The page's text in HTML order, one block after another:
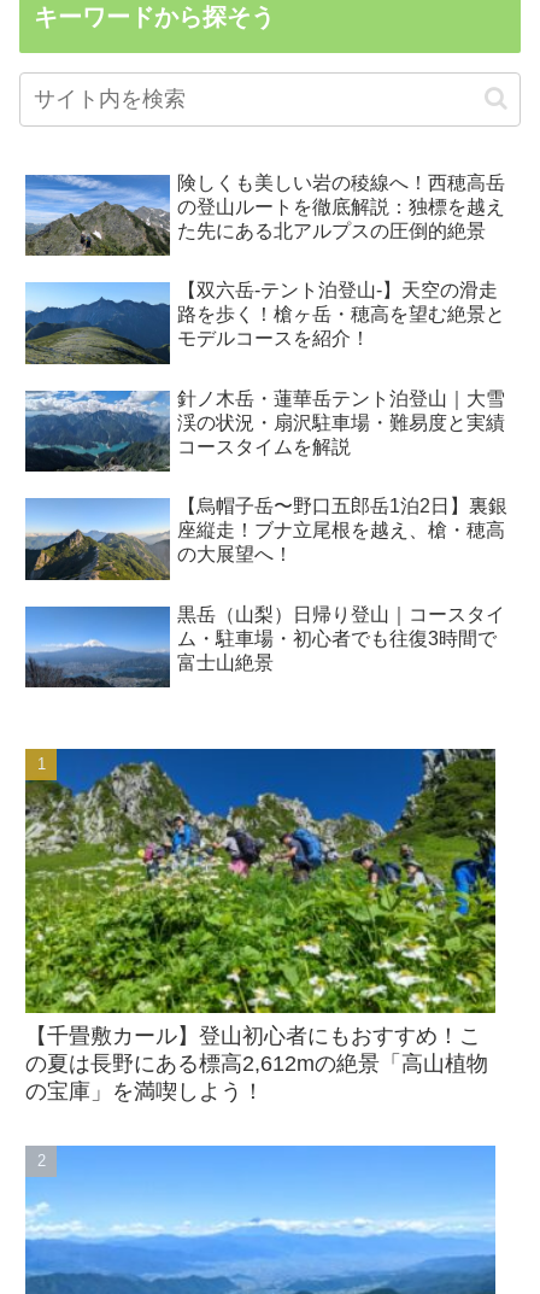
キーワードから探そう
険しくも美しい岩の稜線へ！西穂高岳
の登山ルートを徹底解説：独標を越え
た先にある北アルプスの圧倒的絶景
【双六岳-テント泊登山-】天空の滑走
路を歩く！槍ヶ岳・穂高を望む絶景と
モデルコースを紹介！
針ノ木岳・蓮華岳テント泊登山｜大雪
渓の状況・扇沢駐車場・難易度と実績
コースタイムを解説
【烏帽子岳〜野口五郎岳1泊2日】裏銀
座縦走！ブナ立尾根を越え、槍・穂高
の大展望へ！
黒岳（山梨）日帰り登山｜コースタイ
ム・駐車場・初心者でも往復3時間で
富士山絶景
【千畳敷カール】登山初心者にもおすすめ！こ
の夏は長野にある標高2,612mの絶景「高山植物
の宝庫」を満喫しよう！